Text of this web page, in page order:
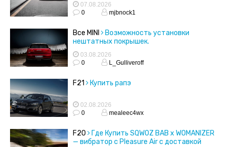
07.08.2026
0
mjbnock1
Все MINI
Возможность установки
нештатных покрышек.
03.08.2026
0
L_Gulliveroff
F21 Купить рапэ
02.08.2026
0
mealeec4wx
F20
Где Купить SQWOZ BAB x WOMANIZER
— вибратор с Pleasure Air с доставкой